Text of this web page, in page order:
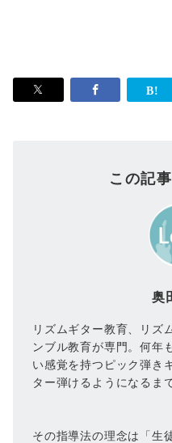
この記
奥
リズムギター教育、リズ
ンブル教育が専門。何年
い感覚を持つピック弾き
ター弾けるようになるま
その指導法の理念は「生